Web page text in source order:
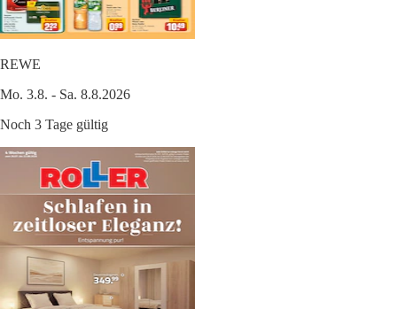
REWE
Mo. 3.8. - Sa. 8.8.2026
Noch 3 Tage gültig